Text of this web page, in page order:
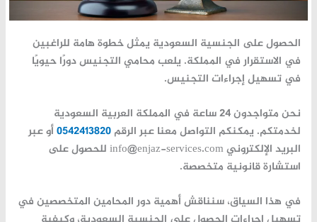
الحصول على الجنسية السعودية يمثل خطوة هامة للراغبين
في الاستقرار في المملكة. يلعب محامي التجنيسدورًا حيويًا
في تسهيل إجراءات التجنيس.
نحن متواجدون 24 ساعة في المملكة العربية السعودية
لخدمتكم. يمكنكم التواصل معنا عبر الرقم0542413820أو عبر
البريد الإلكتروني info@enjaz-services.com للحصول على
استشارة قانونية متخصصة.
في هذا السياق، سنناقش أهمية دور المحامين المتخصصين في